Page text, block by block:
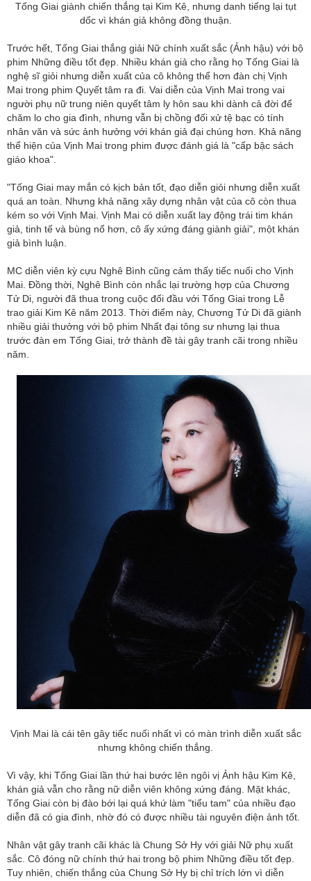
Tống Giai giành chiến thắng tại Kim Kê, nhưng danh tiếng lại tụt
dốc vì khán giả không đồng thuận.
Trước hết, Tống Giai thắng giải Nữ chính xuất sắc (Ảnh hậu) với bộ
phim Những điều tốt đẹp. Nhiều khán giả cho rằng họ Tống Giai là
nghệ sĩ giỏi nhưng diễn xuất của cô không thể hơn đàn chị Vịnh
Mai trong phim Quyết tâm ra đi. Vai diễn của Vịnh Mai trong vai
người phụ nữ trung niên quyết tâm ly hôn sau khi dành cả đời để
chăm lo cho gia đình, nhưng vẫn bị chồng đối xử tệ bạc có tính
nhân văn và sức ảnh hưởng với khán giả đại chúng hơn. Khả năng
thể hiện của Vịnh Mai trong phim được đánh giá là "cấp bậc sách
giáo khoa".
"Tống Giai may mắn có kịch bản tốt, đạo diễn giỏi nhưng diễn xuất
quá an toàn. Nhưng khả năng xây dựng nhân vật của cô còn thua
kém so với Vịnh Mai. Vịnh Mai có diễn xuất lay động trái tim khán
giả, tinh tế và bùng nổ hơn, cô ấy xứng đáng giành giải", một khán
giả bình luận.
MC diễn viên kỳ cựu Nghê Bình cũng cảm thấy tiếc nuối cho Vịnh
Mai. Đồng thời, Nghê Bình còn nhắc lại trường hợp của Chương
Tử Di, người đã thua trong cuộc đối đầu với Tống Giai trong Lễ
trao giải Kim Kê năm 2013. Thời điểm này, Chương Tử Di đã giành
nhiều giải thưởng với bộ phim Nhất đại tông sư nhưng lại thua
trước đàn em Tống Giai, trở thành đề tài gây tranh cãi trong nhiều
năm.
Vịnh Mai là cái tên gây tiếc nuối nhất vì có màn trình diễn xuất sắc
nhưng không chiến thắng.
Vì vậy, khi Tống Giai lần thứ hai bước lên ngôi vị Ảnh hậu Kim Kê,
khán giả vẫn cho rằng nữ diễn viên không xứng đáng. Mặt khác,
Tống Giai còn bị đào bới lại quá khứ làm "tiểu tam" của nhiều đạo
diễn đã có gia đình, nhờ đó có được nhiều tài nguyên điện ảnh tốt.
Nhân vật gây tranh cãi khác là Chung Sở Hy với giải Nữ phụ xuất
sắc. Cô đóng nữ chính thứ hai trong bộ phim Những điều tốt đẹp.
Tuy nhiên, chiến thắng của Chung Sở Hy bị chỉ trích lớn vì diễn